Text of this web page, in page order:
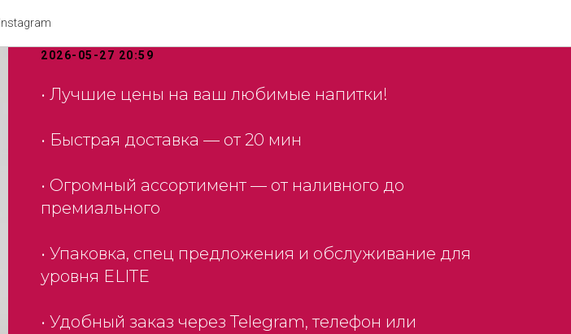
InstagramПочему выбирают нас?
2026-05-27 20:59
• Лучшие цены на ваш любимые напитки!
• Быстрая доставка — от 20 мин
• Огромный ассортимент — от наливного до
премиального
• Упаковка, спец предложения и обслуживание для
уровня ELITE
• Удобный заказ через Telegram, телефон или